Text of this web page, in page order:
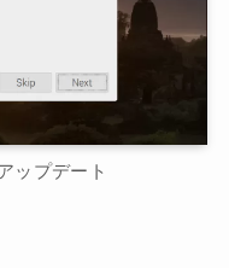
ップデート